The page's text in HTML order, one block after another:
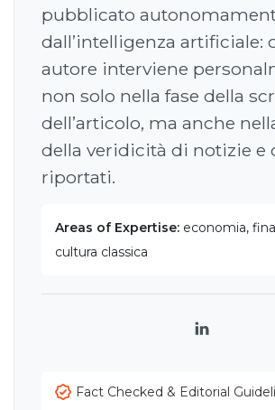
pubblicato
dall’intelligenza artificiale:
autore interviene
non solo nella fase della
dell’articolo, ma anche
della veridicità di notizie e
riportati.
Areas of Expertise: economia,
cultura classica
LinkedIn
Fact Checked & Editorial